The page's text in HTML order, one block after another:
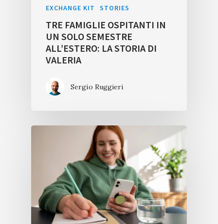
EXCHANGE KIT STORIES
TRE FAMIGLIE OSPITANTI IN
UN SOLO SEMESTRE
ALL’ESTERO: LA STORIA DI
VALERIA
Sergio Ruggieri